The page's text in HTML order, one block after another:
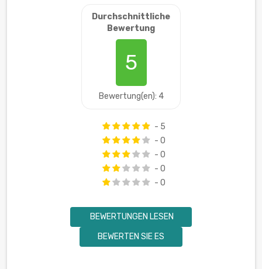
Durchschnittliche
Bewertung
5
Bewertung(en): 4
- 5
- 0
- 0
- 0
- 0
BEWERTUNGEN LESEN
BEWERTEN SIE ES